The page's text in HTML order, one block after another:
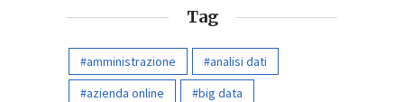
Tag
amministrazione
analisi dati
azienda online
big data